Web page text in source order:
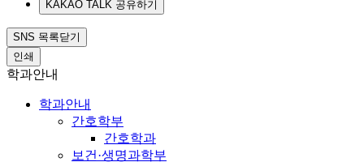
KAKAO TALK 공유하기
SNS 목록닫기
인쇄
학과안내
학과안내
간호학부
간호학과
보건·생명과학부